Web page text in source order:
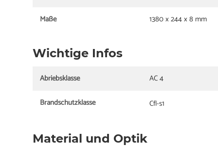
Maße
1380 x 244 x 8 mm
Wichtige Infos
Abriebsklasse
AC 4
Brandschutzklasse
Cfl-s1
Material und Optik